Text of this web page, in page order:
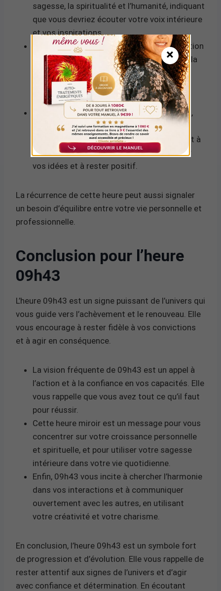
sagesse, la spiritualité et l’humanité, indiquant
que vous devriez écouter votre voix intérieure
et vos inspirations.
Le nombre 43 représente la détermination
et l’engagement. Il suggère que vous avez la
force et la persévérance nécessaires pour
mener à bien vos projets et atteindre vos
objectifs.
Somme 12:La somme de 09h43 donne 12,
qui se réduit ensuite à 3 (1+2). Le chiffre 3
est lié à la communication, à l’expression et à
l’optimisme, vous encourageant à partager
vos idées et à rester positif.
La récurrence de cette heure peut aussi signaler
un besoin d’équilibre entre votre vie personnelle et
professionnelle.
Conclusion pour l’heure
09h43
L’heure 09h43 est un signe puissant de l’univers qui
vous guide vers l’achèvement et le renouveau. Elle
vous encourage à rester fidèle à vos convictions
et à agir en conséquence.
La vision fréquente de 09h43 est un appel à
l’action et à la confiance en vos capacités. Elle
vous rappelle que vous avez tout ce qu’il faut
pour réussir.
Cette heure miroir est un message pour vous
concentrer sur votre croissance personnelle
et spirituelle, et pour utiliser votre sagesse
intérieure dans votre vie quotidienne.
Enfin, 09h43 vous incite à chercher l’harmonie
dans vos interactions et à communiquer
ouvertement avec les autres, en utilisant
votre créativité et votre charisme.
En conclusion, l’heure 09h43 est un symbole fort
de progression et d’évolution. Elle vous rappelle de
rester attentif aux signes de l’univers et d’agir
avec confiance et détermination. En écoutant
×